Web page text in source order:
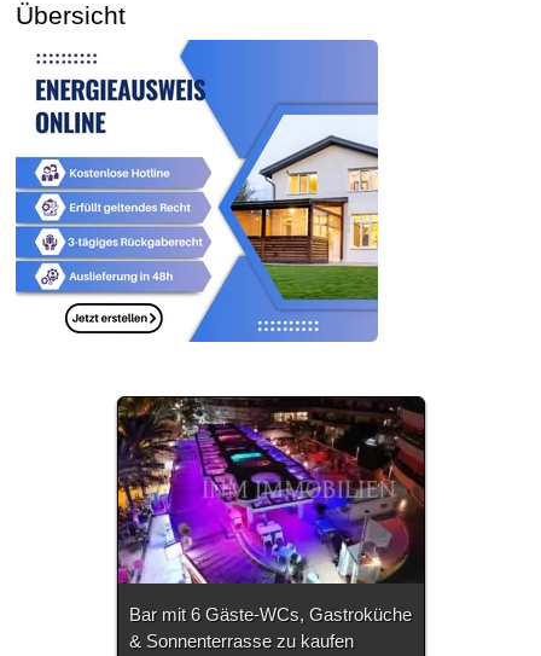
Übersicht
Bar mit 6 Gäste-WCs, Gastroküche
& Sonnenterrasse zu kaufen